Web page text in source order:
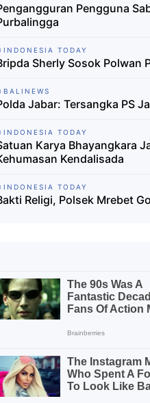
Pengguna
INDONESIA TODAY
Sherly Sosok Polwan
BALINEWS
Jabar: Tersangka PS
INDONESIA TODAY
Karya Bhayangkara
Kendalisada
INDONESIA TODAY
Religi, Polsek Mrebet